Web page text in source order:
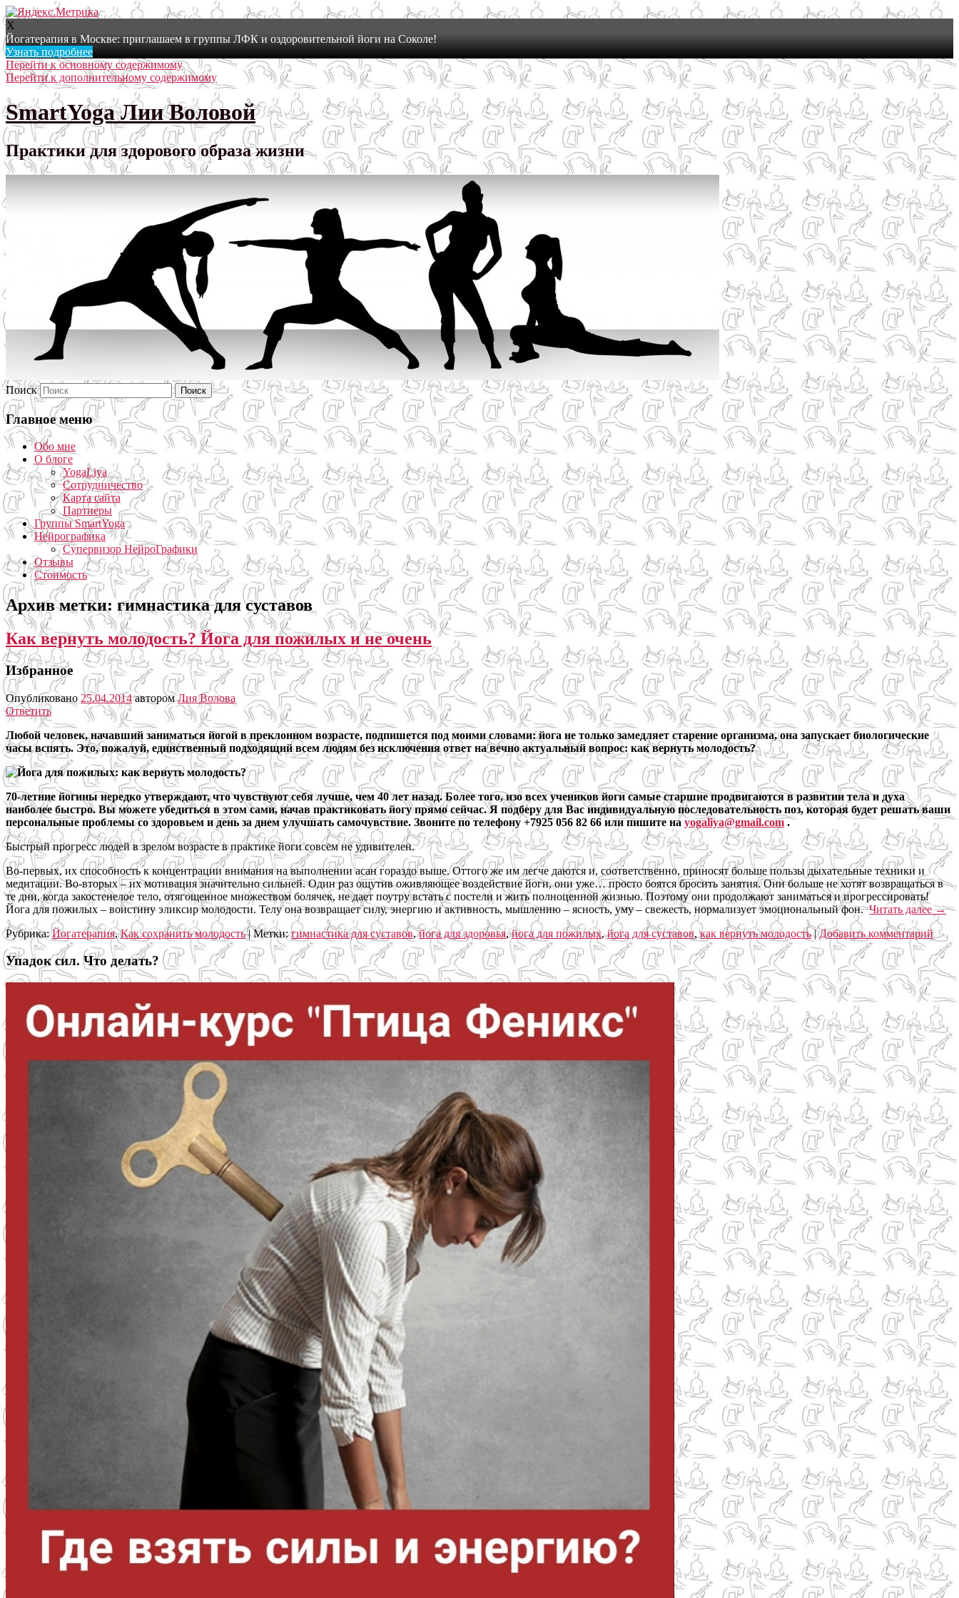
X
Йогатерапия в Москве: приглашаем в группы ЛФК и оздоровительной йоги на Соколе!
Узнать подробнее
Перейти к основному содержимому
Перейти к дополнительному содержимому
SmartYoga Лии Воловой
Практики для здорового образа жизни
Поиск
Главное меню
Обо мне
О блоге
YogaLiya
Сотрудничество
Карта сайта
Партнеры
Группы SmartYoga
Нейрографика
Супервизор НейроГрафики
Отзывы
Стоимость
Архив метки: гимнастика для суставов
Как вернуть молодость? Йога для пожилых и не очень
Избранное
Опубликовано 25.04.2014 авторомЛия Волова
Ответить
Любой человек, начавший заниматься йогой в преклонном возрасте, подпишется под моими словами: йога не только замедляет старение организма, она запускает биологические
часы вспять. Это, пожалуй, единственный подходящий всем людям без исключения ответ на вечно актуальный вопрос: как вернуть молодость?
70-летние йогины нередко утверждают, что чувствуют себя лучше, чем 40 лет назад. Более того, изо всех учеников йоги самые старшие продвигаются в развитии тела и духа
наиболее быстро. Вы можете убедиться в этом сами, начав практиковать йогу прямо сейчас. Я подберу для Вас индивидуальную последовательность поз, которая будет решать ваши
персональные проблемы со здоровьем и день за днем улучшать самочувствие. Звоните по телефону +7925 056 82 66 или пишите на yogaliya@gmail.com.
Быстрый прогресс людей в зрелом возрасте в практике йоги совсем не удивителен.
Во-первых, их способность к концентрации внимания на выполнении асан гораздо выше. Оттого же им легче даются и, соответственно, приносят больше пользы дыхательные техники и
медитации. Во-вторых – их мотивация значительно сильней. Один раз ощутив оживляющее воздействие йоги, они уже… просто боятся бросить занятия. Они больше не хотят возвращаться в
те дни, когда закостенелое тело, отягощенное множеством болячек, не дает поутру встать с постели и жить полноценной жизнью. Поэтому они продолжают заниматься и прогрессировать!
Йога для пожилых – воистину эликсир молодости. Телу она возвращает силу, энергию и активность, мышлению – ясность, уму – свежесть, нормализует эмоциональный фон.Читать далее→
Рубрика: Йогатерапия,Как сохранить молодость |Метки: гимнастика для суставов,йога для здоровья,йога для пожилых,йога для суставов,как вернуть молодость |Добавить комментарий
Упадок сил. Что делать?